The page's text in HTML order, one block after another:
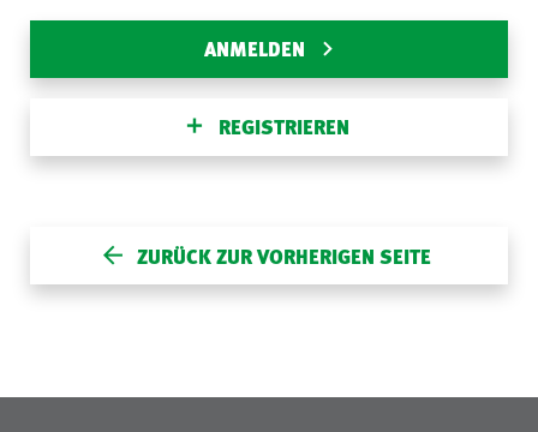
ANMELDEN
REGISTRIEREN
ZURÜCK ZUR VORHERIGEN SEITE